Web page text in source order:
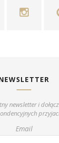
newsletter i
Email